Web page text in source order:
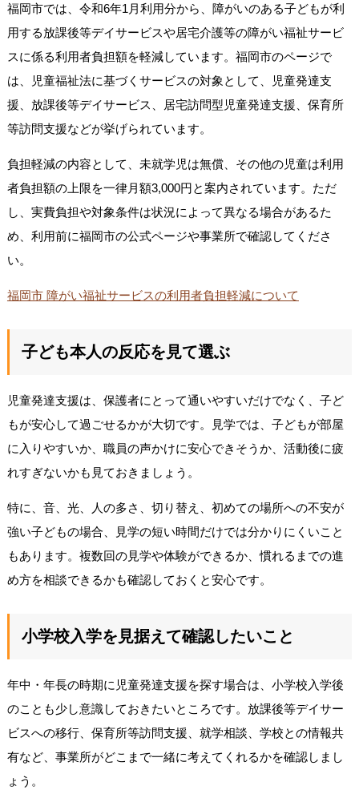
福岡市では、令和6年1月利用分から、障がいのある子どもが利
用する放課後等デイサービスや居宅介護等の障がい福祉サービ
スに係る利用者負担額を軽減しています。福岡市のページで
は、児童福祉法に基づくサービスの対象として、児童発達支
援、放課後等デイサービス、居宅訪問型児童発達支援、保育所
等訪問支援などが挙げられています。
負担軽減の内容として、未就学児は無償、その他の児童は利用
者負担額の上限を一律月額3,000円と案内されています。ただ
し、実費負担や対象条件は状況によって異なる場合があるた
め、利用前に福岡市の公式ページや事業所で確認してくださ
い。
福岡市 障がい福祉サービスの利用者負担軽減について
子ども本人の反応を見て選ぶ
児童発達支援は、保護者にとって通いやすいだけでなく、子ど
もが安心して過ごせるかが大切です。見学では、子どもが部屋
に入りやすいか、職員の声かけに安心できそうか、活動後に疲
れすぎないかも見ておきましょう。
特に、音、光、人の多さ、切り替え、初めての場所への不安が
強い子どもの場合、見学の短い時間だけでは分かりにくいこと
もあります。複数回の見学や体験ができるか、慣れるまでの進
め方を相談できるかも確認しておくと安心です。
小学校入学を見据えて確認したいこと
年中・年長の時期に児童発達支援を探す場合は、小学校入学後
のことも少し意識しておきたいところです。放課後等デイサー
ビスへの移行、保育所等訪問支援、就学相談、学校との情報共
有など、事業所がどこまで一緒に考えてくれるかを確認しまし
ょう。